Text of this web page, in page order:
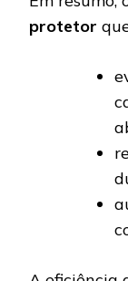
protetor